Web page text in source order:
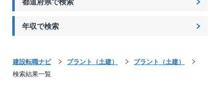
年収で検索
建設転職ナビ プラント（土建）
プラント（土建）
検索結果一覧